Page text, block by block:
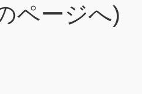
ページへ)